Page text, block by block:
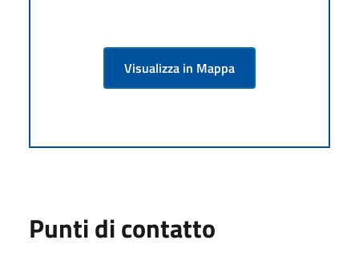
Visualizza in Mappa
Punti di contatto